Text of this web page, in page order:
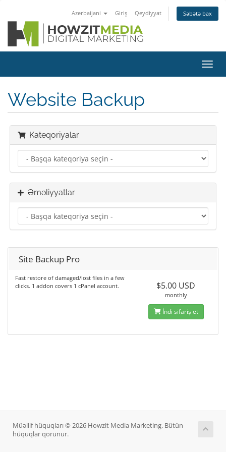
Azerbaijani Giriş Qeydiyyat Səbətə bax
keçid
Website Backup
Kateqoriyalar
Əməliyyatlar
Site Backup Pro
Fast restore of damaged/lost files in a few
clicks. 1 addon covers 1 cPanel account.
$5.00 USD
monthly
İndi sifariş et
Müəllif hüquqları © 2026 Howzit Media Marketing. Bütün
hüquqlar qorunur.